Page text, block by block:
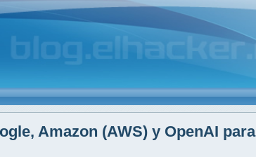
Amazon (AWS) y OpenAI para